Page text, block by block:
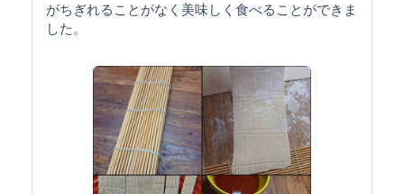
がちぎれることがなく美味しく食べることができま
した。